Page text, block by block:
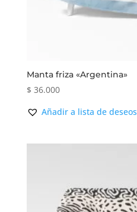
Manta friza «Argentina»
$ 36.000
Añadir a lista de deseos